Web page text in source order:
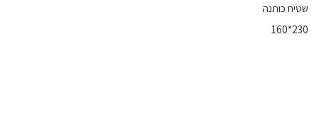
שטיח כותנה
230*160